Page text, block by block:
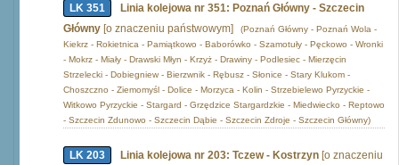
LK 351
Linia kolejowa nr 351: Poznań Główny - Szczecin
Główny [o znaczeniu państwowym]
(Poznań Główny - Poznań Wola -
Kiekrz - Rokietnica - Pamiątkowo - Baborówko - Szamotuły - Pęckowo - Wronki
- Mokrz - Miały - Drawski Młyn - Krzyż - Drawiny - Podlesiec - Mierzęcin
Strzelecki - Dobiegniew - Bierzwnik - Rębusz - Słonice - Stary Klukom -
Choszczno - Ziemomyśl - Dolice - Morzyca - Kolin - Strzebielewo Pyrzyckie -
Witkowo Pyrzyckie - Stargard - Grzędzice Stargardzkie - Miedwiecko - Reptowo
- Szczecin Zdunowo - Szczecin Dąbie - Szczecin Zdroje - Szczecin Główny)
LK 203 Linia kolejowa nr 203: Tczew - Kostrzyn [o znaczeniu